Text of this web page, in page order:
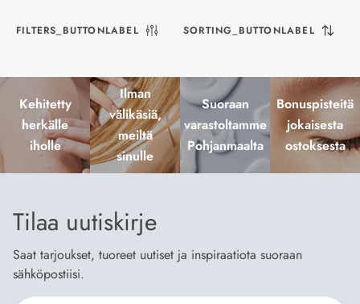
FILTERS_BUTTONLABEL SORTING_BUTTONLABEL
Kehitetty
herkälle
iholle
Ilman
välikäsiä,
meiltä
sinulle
Suoraan
varastoltamme
Pohjanmaalta
Bonuspisteitä
jokaisesta
ostoksesta
Tilaa uutiskirje
Saat tarjoukset, tuoreet uutiset ja inspiraatiota suoraan
sähköpostiisi.